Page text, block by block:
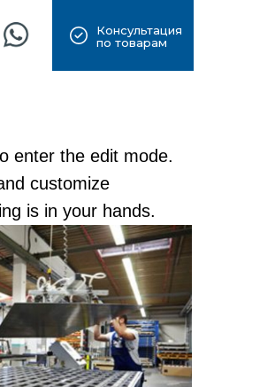
Консультация
по товарам
enter the edit mode.
customize
is in your hands.